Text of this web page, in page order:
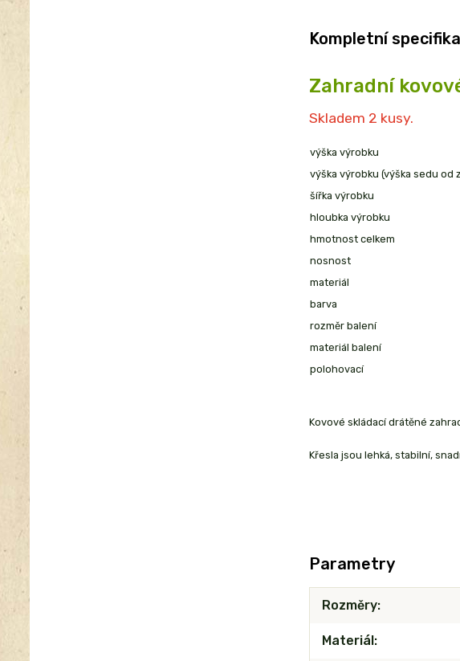
Kompletní
Zahradní
Skladem 2 kusy.
výška výrobku
výška výrobku (výška sedu od
šířka výrobku
hloubka výrobku
hmotnost celkem
nosnost
materiál
barva
rozměr balení
materiál balení
polohovací
Kovové skládací drátěné
Křesla jsou lehká, stabilní,
Parametry
Rozměry
Materiál